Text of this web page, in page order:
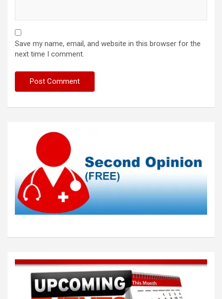
Save my name, email, and website in this browser for the
next time I comment.